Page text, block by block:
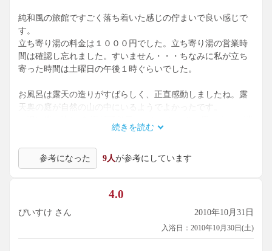
純和風の旅館ですごく落ち着いた感じの佇まいで良い感じで
す。
立ち寄り湯の料金は１０００円でした。立ち寄り湯の営業時
間は確認し忘れました。すいません・・・ちなみに私が立ち
寄った時間は土曜日の午後１時ぐらいでした。
お風呂は露天の造りがすばらしく、正直感動しましたね。露
天奥の庭が自然の山の中にいるようでよかったです。
毒臭は感じませんでした。
こちらはゆっくり泊まって味わいたい温泉だなと思いまし
た。
続きを読む
参考になった 9人が参考にしています
4.0
ぴいすけ さん 2010年10月31日
入浴日：2010年10月30日(土)